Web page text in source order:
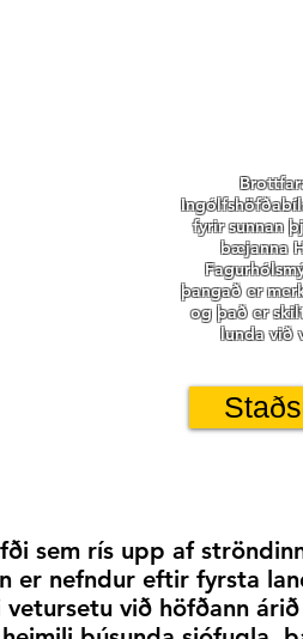
fyrir sunnan
bæjanna
þangað er
og það er
lunda við
sem rís upp af
er nefndur eftir fyrsta
við höfðann